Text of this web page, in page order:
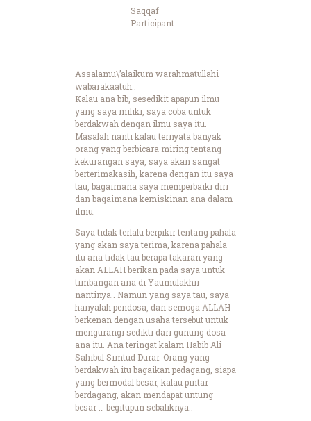
Saqqaf
Participant
Assalamu\’alaikum warahmatullahi
wabarakaatuh..
Kalau ana bib, sesedikit apapun ilmu
yang saya miliki, saya coba untuk
berdakwah dengan ilmu saya itu.
Masalah nanti kalau ternyata banyak
orang yang berbicara miring tentang
kekurangan saya, saya akan sangat
berterimakasih, karena dengan itu saya
tau, bagaimana saya memperbaiki diri
dan bagaimana kemiskinan ana dalam
ilmu.
Saya tidak terlalu berpikir tentang pahala
yang akan saya terima, karena pahala
itu ana tidak tau berapa takaran yang
akan ALLAH berikan pada saya untuk
timbangan ana di Yaumulakhir
nantinya.. Namun yang saya tau, saya
hanyalah pendosa, dan semoga ALLAH
berkenan dengan usaha tersebut untuk
mengurangi sedikti dari gunung dosa
ana itu. Ana teringat kalam Habib Ali
Sahibul Simtud Durar. Orang yang
berdakwah itu bagaikan pedagang, siapa
yang bermodal besar, kalau pintar
berdagang, akan mendapat untung
besar … begitupun sebaliknya..